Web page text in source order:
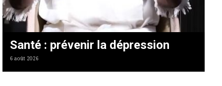
Santé : prévenir la dépression
6 août 2026